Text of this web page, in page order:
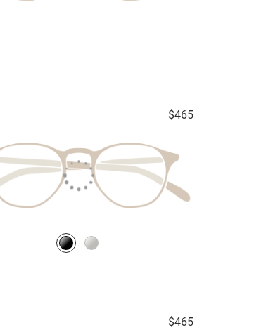
$465
$465